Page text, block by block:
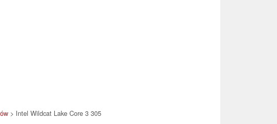
> Intel Wildcat Lake Core 3 305